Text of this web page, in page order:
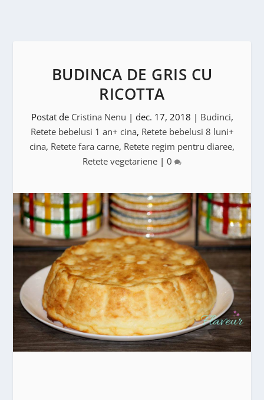
BUDINCA DE GRIS CU
RICOTTA
Postat de Cristina Nenu | dec. 17, 2018 | Budinci,
Retete bebelusi 1 an+ cina, Retete bebelusi 8 luni+
cina, Retete fara carne, Retete regim pentru diaree,
Retete vegetariene | 0